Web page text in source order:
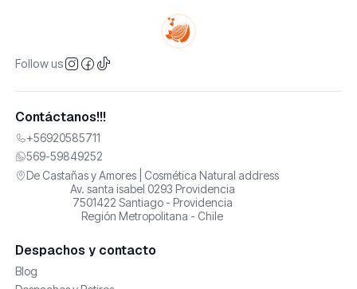
Follow us
Contáctanos!!!
+56920585711
569-59849252
De Castañas y Amores | Cosmética Natural address
Av. santa isabel 0293 Providencia
7501422 Santiago - Providencia
Región Metropolitana - Chile
Despachos y contacto
Blog